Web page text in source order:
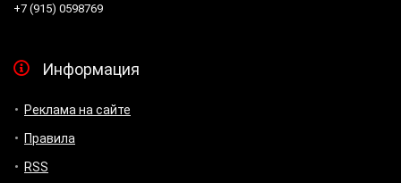
+7 (915) 0598769
Информация
Реклама на сайте
Правила
RSS